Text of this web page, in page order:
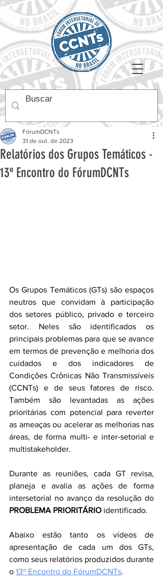
Relatórios dos Grupos Temáticos -
13º Encontro do FórumDCNTs
FórumDCNTs
31 de out. de 2023
Os Grupos Temáticos (GTs) são espaços
neutros que convidam à participação
dos setores público, privado e terceiro
setor. Neles são identificados os
principais problemas para que se avance
em termos de prevenção e melhoria dos
cuidados e dos indicadores de
Condições Crônicas Não Transmissíveis
(CCNTs) e de seus fatores de risco.
Também são levantadas as ações
prioritárias com potencial para reverter
as ameaças ou acelerar as melhorias nas
áreas, de forma multi- e inter-setorial e
multistakeholder.
Durante as reuniões, cada GT revisa,
planeja e avalia as ações de forma
PROBLEMA PRIORITÁRIO identificado.
Abaixo estão tanto os vídeos de
apresentação de cada um dos GTs,
como seus relatórios produzidos durante
o 13º Encontro do FórumDCNTs.